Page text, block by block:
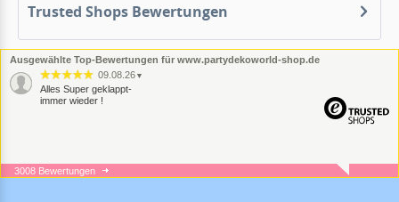
Trusted Shops Bewertungen
Ausgewählte Top-Bewertungen für www.partydekoworld-shop.de
09.08.26 ▼
Alles Super geklappt-
immer wieder !
07.08.26▼
3008 Bewertungen